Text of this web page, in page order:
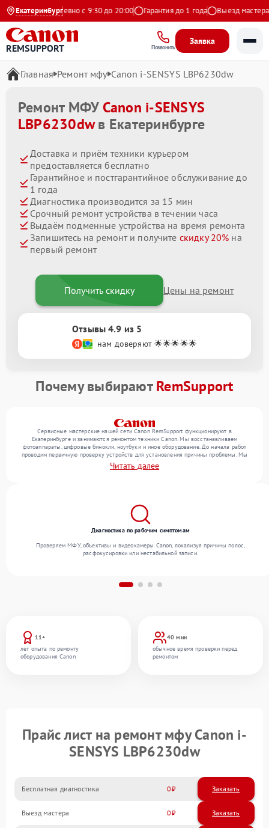
Екатеринбург
Ежедневно с 9:30 до 20:00 Гарантия до 1 года Выезд мастера
REMSUPPORT Позвонить
Заявка
Главная Ремонт мфу Canon i-SENSYS LBP6230dw
Ремонт МФУ Canon i-SENSYS
LBP6230dwв Екатеринбурге
Доставка и приём техники курьером
предоставляется бесплатно
Гарантийное и постгарантийное обслуживание до
1 года
Диагностика производится за 15 мин
Срочный ремонт устройства в течении часа
Выдаём подменные устройства на время ремонта
Запишитесь на ремонт и получите скидку 20% на
первый ремонт
Получить скидку Цены на ремонт
Отзывы 4.9 из 5
нам доверяют 🌟🌟🌟🌟🌟
Почему выбираютRemSupport
Сервисные мастерские нашей сети Canon RemSupport функционируют в
Екатеринбурге и занимаются ремонтом техники Canon. Мы восстанавливаем
фотоаппараты, цифровые бинокли, ноутбуки и иное оборудование. До начала работ
проводим первичную проверку устройств для установления причины проблемы. Мы
уточняем с посетителем набор нужных действий и их цену, лишь потом выполняем
восстановление с заменой запчастей по необходимости. В конце подтверждаем
Читать далее
11+
лет опыта по ремонту
оборудования Canon
40 мин
обычное время проверки перед
ремонтом
Диагностика по рабочим симптомам
Проверяем МФУ, объективы и видеокамеры Canon, локализуя причины полос,
расфокусировки или нестабильной записи.
Прайс лист на ремонт мфу Canon i-
SENSYS LBP6230dw
Бесплатная диагностика 0 Заказать
Выезд мастера 0 Заказать